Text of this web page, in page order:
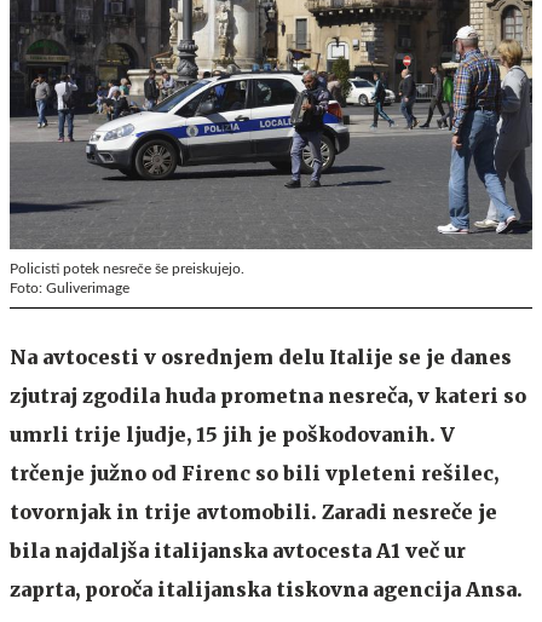
Policisti potek nesreče še preiskujejo.
Foto: Guliverimage
Na avtocesti v osrednjem delu Italije se je danes
zjutraj zgodila huda prometna nesreča, v kateri so
umrli trije ljudje, 15 jih je poškodovanih. V
trčenje južno od Firenc so bili vpleteni rešilec,
tovornjak in trije avtomobili. Zaradi nesreče je
bila najdaljša italijanska avtocesta A1 več ur
zaprta, poroča italijanska tiskovna agencija Ansa.